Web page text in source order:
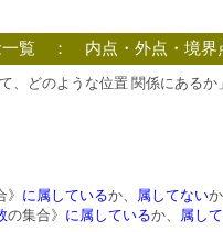
一覧 ： 内点・外点・境界
、どのような位置 関係にあるか
に属しているか、 属してない
の集合》 に属しているか、 属し